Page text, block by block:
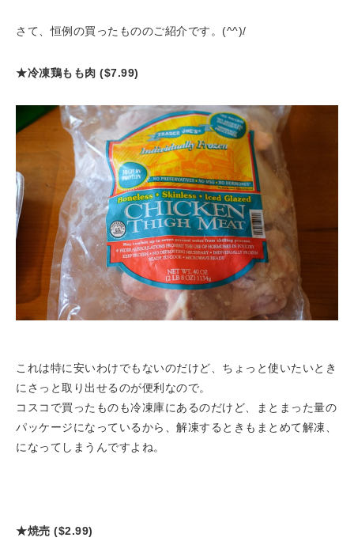
さて、恒例の買ったもののご紹介です。(^^)/
★冷凍鶏もも肉 ($7.99)
これは特に安いわけでもないのだけど、ちょっと使いたいとき
にさっと取り出せるのが便利なので。
コスコで買ったものも冷凍庫にあるのだけど、まとまった量の
パッケージになっているから、解凍するときもまとめて解凍、
になってしまうんですよね。
★焼売 ($2.99)